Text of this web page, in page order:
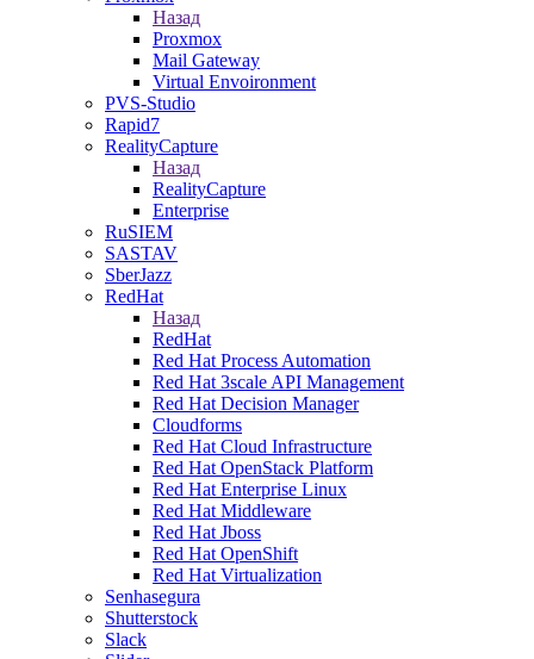
Назад
Proxmox
Mail Gateway
Virtual Envoironment
PVS-Studio
Rapid7
RealityCapture
Назад
RealityCapture
Enterprise
RuSIEM
SASTAV
SberJazz
RedHat
Назад
RedHat
Red Hat Process Automation
Red Hat 3scale API Management
Red Hat Decision Manager
Cloudforms
Red Hat Cloud Infrastructure
Red Hat OpenStack Platform
Red Hat Enterprise Linux
Red Hat Middleware
Red Hat Jboss
Red Hat OpenShift
Red Hat Virtualization
Senhasegura
Shutterstock
Slack